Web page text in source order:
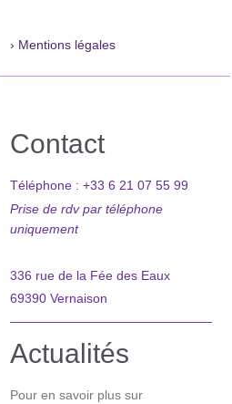
Mentions légales
Contact
Téléphone : +33 6 21 07 55 99
Prise de rdv par téléphone
uniquement
336 rue de la Fée des Eaux
69390 Vernaison
Actualités
Pour en savoir plus sur